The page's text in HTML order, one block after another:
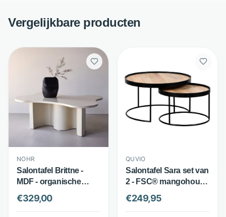
Vergelijkbare producten
NOHR
Salontafel Brittne -
MDF - organische
vorm met doorlopende
poot - beige - Nohr
€329,00
QUVIO
Salontafel Sara set van
2 - FSC® mangohout
en metaal - Rond
design set - Naturel
met zwart frame -
€249,95